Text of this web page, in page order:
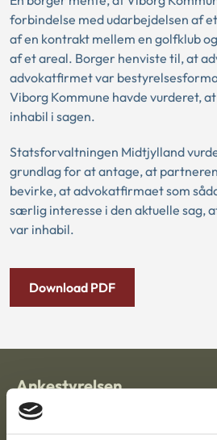
forbindelse med udarbejdelsen af
af en kontrakt mellem en golfklub
af et areal. Borger henviste til, at
advokatfirmet var
Viborg Kommune havde vurderet,
inhabil i sagen.
Statsforvaltningen Midtjylland
grundlag for at antage, at
bevirke, at advokatfirmaet som
særlig interesse i den aktuelle sag,
var inhabil.
Download PDF
Ankestyrelsen
Postadresse: